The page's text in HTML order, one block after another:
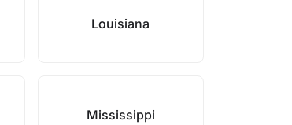
Louisiana
Mississippi